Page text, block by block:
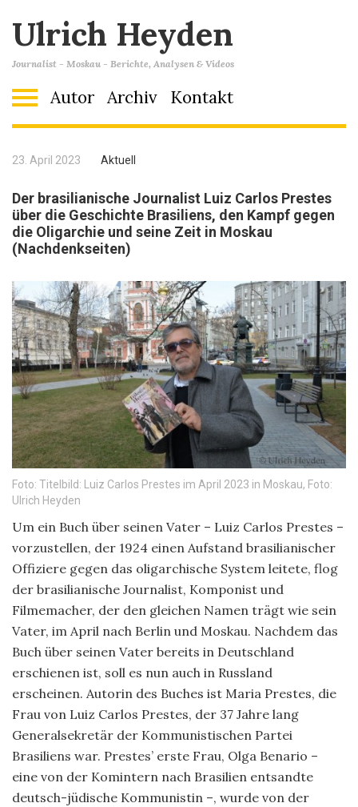
Ulrich Heyden
Journalist - Moskau - Berichte, Analysen & Videos
Autor Archiv Kontakt
23. April 2023 Aktuell
Der brasilianische Journalist Luiz Carlos Prestes
über die Geschichte Brasiliens, den Kampf gegen
die Oligarchie und seine Zeit in Moskau
(Nachdenkseiten)
Foto: Titelbild: Luiz Carlos Prestes im April 2023 in Moskau, Foto:
Ulrich Heyden
Um ein Buch über seinen Vater – Luiz Carlos Prestes –
vorzustellen, der 1924 einen Aufstand brasilianischer
Offiziere gegen das oligarchische System leitete, flog
der brasilianische Journalist, Komponist und
Filmemacher, der den gleichen Namen trägt wie sein
Vater, im April nach Berlin und Moskau. Nachdem das
Buch über seinen Vater bereits in Deutschland
erschienen ist, soll es nun auch in Russland
erscheinen. Autorin des Buches ist Maria Prestes, die
Frau von Luiz Carlos Prestes, der 37 Jahre lang
Generalsekretär der Kommunistischen Partei
Brasiliens war. Prestes’ erste Frau, Olga Benario –
eine von der Komintern nach Brasilien entsandte
deutsch-jüdische Kommunistin –, wurde von der